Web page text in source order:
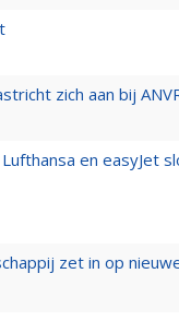
zich aan bij
en easyJet
zet in op